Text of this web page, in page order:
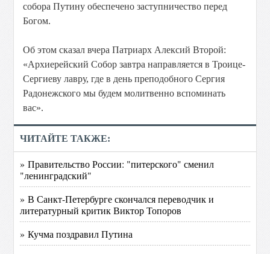
собора Путину обеспечено заступничество перед
Богом.
Об этом сказал вчера Патриарх Алексий Второй:
«Архиерейский Собор завтра направляется в Троице-
Сергиеву лавру, где в день преподобного Сергия
Радонежского мы будем молитвенно вспоминать
вас».
ЧИТАЙТЕ ТАКЖЕ:
» Правительство России: "питерского" сменил
"ленинградский"
» В Санкт-Петербурге скончался переводчик и
литературный критик Виктор Топоров
» Кучма поздравил Путина